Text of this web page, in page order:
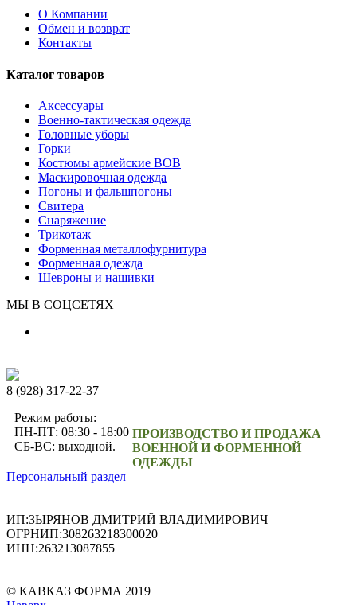
О Компании
Обмен и возврат
Контакты
Каталог товаров
Аксессуары
Военно-тактическая одежда
Головные уборы
Горки
Костюмы армейские ВОВ
Маскировочная одежда
Погоны и фальшпогоны
Свитера
Снаряжение
Трикотаж
Форменная металлофурнитура
Форменная одежда
Шевроны и нашивки
МЫ В СОЦСЕТЯХ
8 (928) 317-22-37
Режим работы:
ПН-ПТ: 08:30 - 18:00
СБ-ВС: выходной.
ПРОИЗВОДСТВО И ПРОДАЖА
ВОЕННОЙ И ФОРМЕННОЙ
ОДЕЖДЫ
Персональный раздел
ИП:ЗЫРЯНОВ ДМИТРИЙ ВЛАДИМИРОВИЧ
ОГРНИП:308263218300020
ИНН:263213087855
© КАВКАЗ ФОРМА 2019